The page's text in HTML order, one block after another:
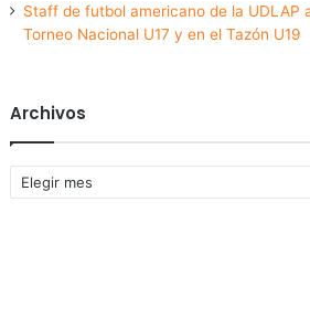
Staff de futbol americano de la UDLAP
Torneo Nacional U17 y en el Tazón U19
Archivos
Archivos